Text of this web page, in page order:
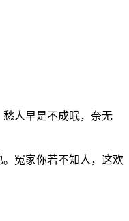
人早是不成眠，奈无
冤家你若不知人，这欢